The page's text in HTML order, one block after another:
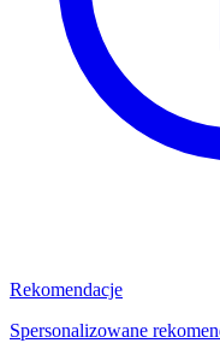
Rekomendacje
Spersonalizowane